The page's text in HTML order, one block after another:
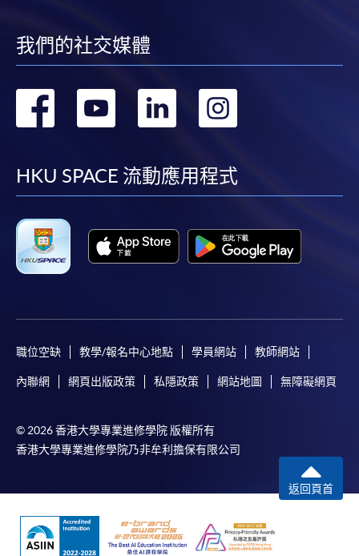
我們的社交媒體
轉
facebook
轉
youtube
轉
linkedin
HKU SPACE 流動應用程式
職位空缺 教學/報名中心地點 學員網站 教師網站
內聯網 網頁出版政策 私隱政策 網站地圖 無障礙網頁
© 2026 香港大學專業進修學院 版權所有
香港大學專業進修學院乃非牟利擔保有限公司
返回頁首